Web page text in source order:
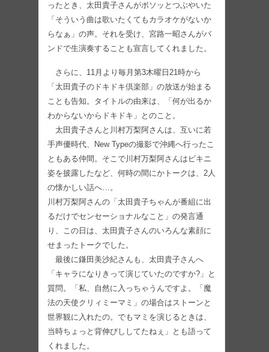
ったとき、太田貴子さんがボソッとつぶやいた
「そういう曲は歌いたくてもカラオケがないか
らなぁ」の声。それを受け、宮路一昭さんがバ
ンドで生演奏することも宣言してくれました。
さらに、11月より毎月第3木曜日21時から
「太田貴子のドキドキ倶楽部」の放送が始まる
ことも告知。タイトルの由来は、「何が出るか
わからないからドキドキ」とのこと。
太田貴子さんと川村万梨阿さんは、互いに若
手声優時代、New Typeの撮影で沖縄へ行ったこ
ともある仲間。そこで川村万梨阿さんはビキニ
姿を披露したなど、何時の間にかトークは、2人
の懐かしい話へ…。
川村万梨阿さんの「太田貴子ちゃんが番組に出
るだけでセンセーショナルなこと」の発言通
り、この日は、太田貴子さんのいろんな素顔に
せまったトークでした。
最後に鎌田美沙紀さんも、太田貴子さんへ
「キャラになりきって演じていたのですか?」と
質問。「私、自然に入っちゃうんですよ。「魔
法の天使クリィミーマミ」の場合はストーンと
世界観に入れたの。でもマミを演じるときは、
当時ちょっと背伸びししてたねぇ」とも語って
くれました。